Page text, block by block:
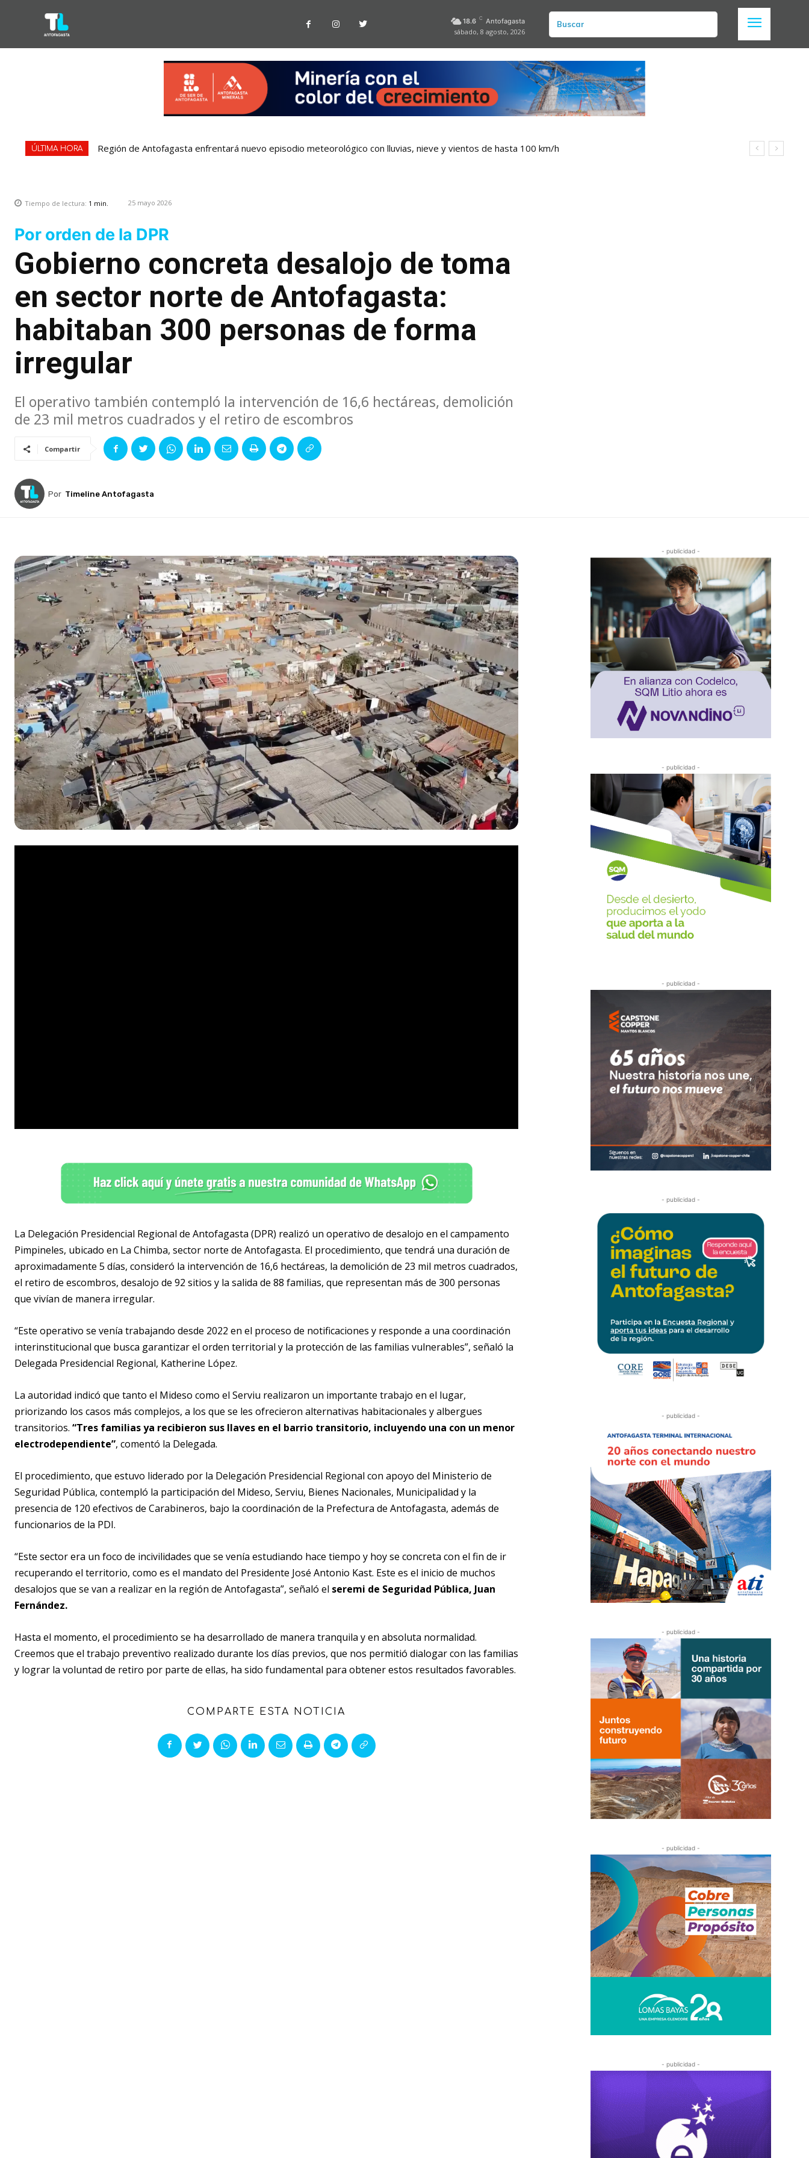
18.6 C Antofagasta
sábado, 8 agosto, 2026
Buscar
ÚLTIMA HORA Región de Antofagasta enfrentará nuevo episodio meteorológico con lluvias, nieve y vientos de hasta 100 km/h
Tiempo de lectura: 1 min. 25 mayo 2026
Por orden de la DPR
Gobierno concreta desalojo de toma
en sector norte de Antofagasta:
habitaban 300 personas de forma
irregular
El operativo también contempló la intervención de 16,6 hectáreas, demolición
de 23 mil metros cuadrados y el retiro de escombros
Compartir
Por Timeline Antofagasta
La Delegación Presidencial Regional de Antofagasta (DPR) realizó un operativo de desalojo en el campamento
Pimpineles, ubicado en La Chimba, sector norte de Antofagasta. El procedimiento, que tendrá una duración de
aproximadamente 5 días, consideró la intervención de 16,6 hectáreas, la demolición de 23 mil metros cuadrados,
el retiro de escombros, desalojo de 92 sitios y la salida de 88 familias, que representan más de 300 personas
que vivían de manera irregular.
“Este operativo se venía trabajando desde 2022 en el proceso de notificaciones y responde a una coordinación
interinstitucional que busca garantizar el orden territorial y la protección de las familias vulnerables”, señaló la
Delegada Presidencial Regional, Katherine López.
La autoridad indicó que tanto el Mideso como el Serviu realizaron un importante trabajo en el lugar,
priorizando los casos más complejos, a los que se les ofrecieron alternativas habitacionales y albergues
transitorios. “Tres familias ya recibieron sus llaves en el barrio transitorio, incluyendo una con un menor
electrodependiente”, comentó la Delegada.
El procedimiento, que estuvo liderado por la Delegación Presidencial Regional con apoyo del Ministerio de
Seguridad Pública, contempló la participación del Mideso, Serviu, Bienes Nacionales, Municipalidad y la
presencia de 120 efectivos de Carabineros, bajo la coordinación de la Prefectura de Antofagasta, además de
funcionarios de la PDI.
“Este sector era un foco de incivilidades que se venía estudiando hace tiempo y hoy se concreta con el fin de ir
recuperando el territorio, como es el mandato del Presidente José Antonio Kast. Este es el inicio de muchos
desalojos que se van a realizar en la región de Antofagasta”, señaló el seremi de Seguridad Pública, Juan
Fernández.
Hasta el momento, el procedimiento se ha desarrollado de manera tranquila y en absoluta normalidad.
Creemos que el trabajo preventivo realizado durante los días previos, que nos permitió dialogar con las familias
y lograr la voluntad de retiro por parte de ellas, ha sido fundamental para obtener estos resultados favorables.
COMPARTE ESTA NOTICIA
- publicidad -
- publicidad -
- publicidad -
- publicidad -
- publicidad -
- publicidad -
- publicidad -
- publicidad -